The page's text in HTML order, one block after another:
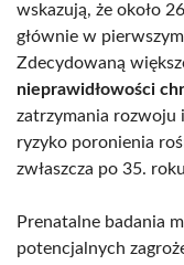
wskazują, że około
głównie w
Zdecydowaną
nieprawidłowości
zatrzymania rozwoju
ryzyko poronienia
zwłaszcza po 35.
Prenatalne badania
potencjalnych